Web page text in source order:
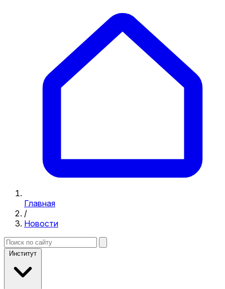
Главная
/
Новости
Институт